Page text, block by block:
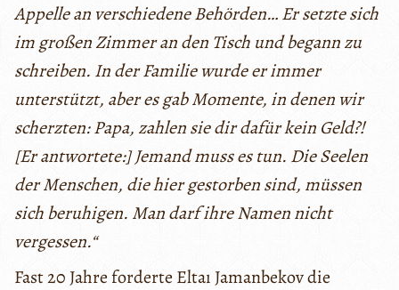
Appelle an verschiedene Behörden… Er setzte sich
im großen Zimmer an den Tisch und begann zu
schreiben. In der Familie wurde er immer
unterstützt, aber es gab Momente, in denen wir
scherzten: Papa, zahlen sie dir dafür kein Geld?!
[Er antwortete:] Jemand muss es tun. Die Seelen
der Menschen, die hier gestorben sind, müssen
sich beruhigen. Man darf ihre Namen nicht
vergessen.“
Fast 20 Jahre forderte Eltaı Jamanbekov die